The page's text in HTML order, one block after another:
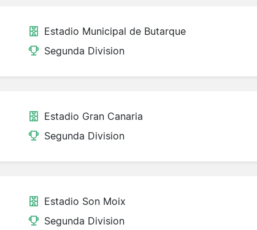
Estadio Municipal de Butarque
Segunda Division
Estadio Gran Canaria
Segunda Division
Estadio Son Moix
Segunda Division